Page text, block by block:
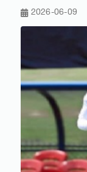
2026-06-09